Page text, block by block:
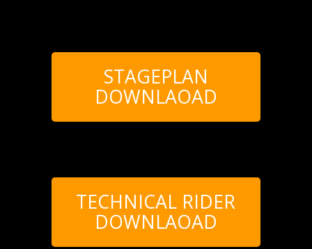
STAGEPLAN
DOWNLAOAD
TECHNICAL RIDER
DOWNLAOAD